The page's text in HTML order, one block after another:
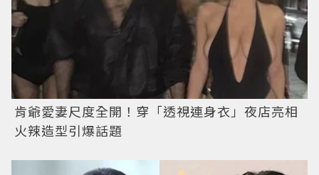
肯爺愛妻尺度全開！穿「透視連身衣」夜店亮相
火辣造型引爆話題